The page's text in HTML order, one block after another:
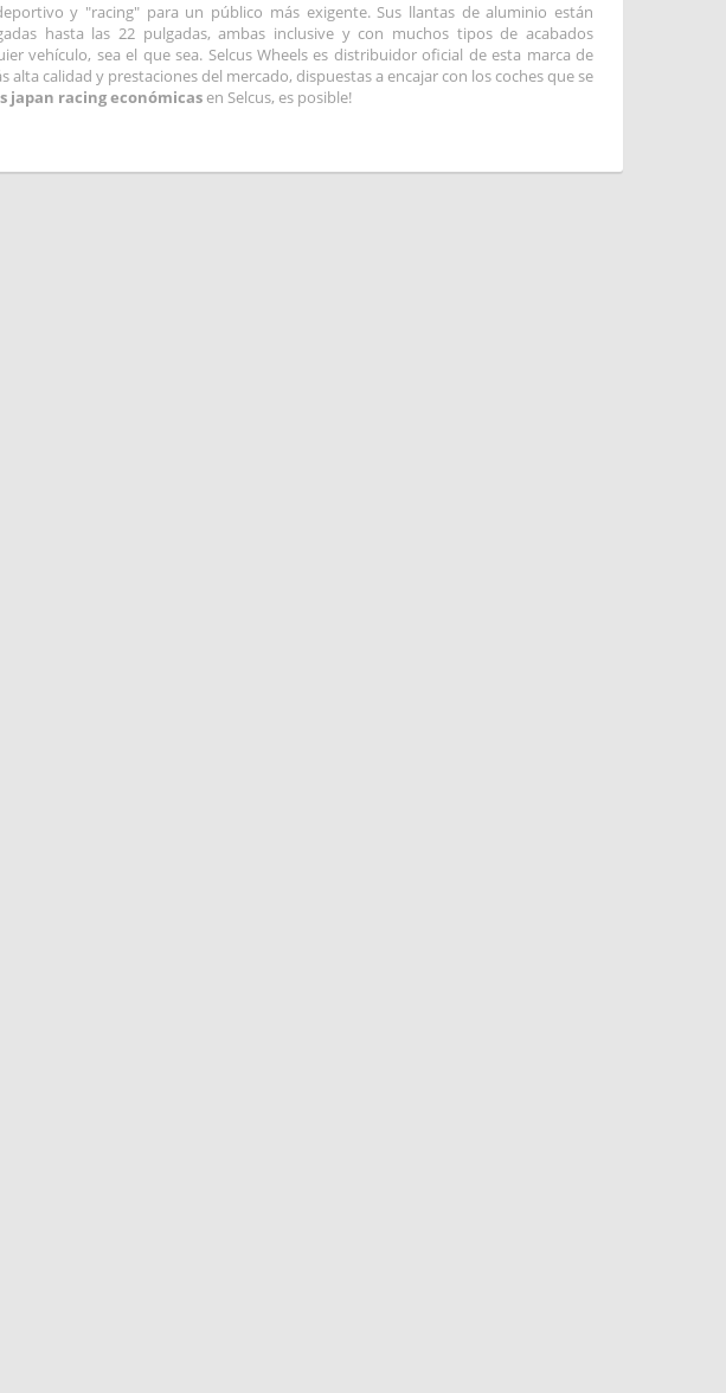
y "racing" para un público más exigente. Sus llantas de aluminio están
hasta las 22 pulgadas, ambas inclusive y con muchos tipos de acabados
vehículo, sea el que sea. Selcus Wheels es distribuidor oficial de esta marca de
calidad y prestaciones del mercado, dispuestas a encajar con los coches que se
japan racing económicasen Selcus, es posible!